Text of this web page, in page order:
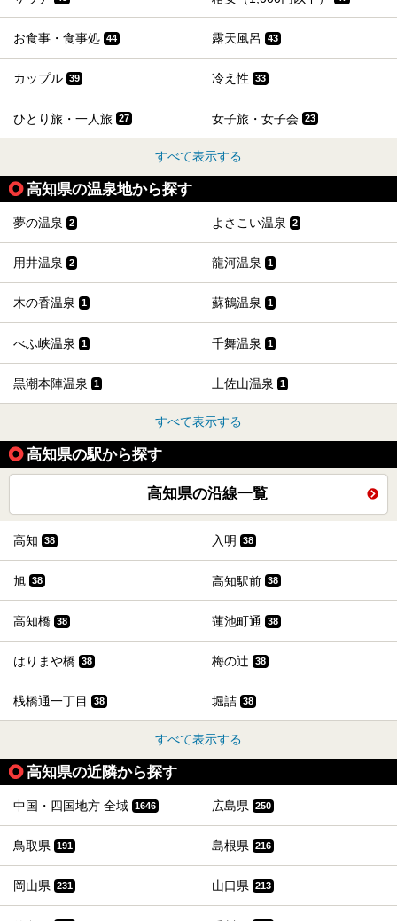
お食事・食事処 44 露天風呂 43
カップル 39 冷え性 33
ひとり旅・一人旅 27 女子旅・女子会 23
すべて表示する
高知県の温泉地から探す
夢の温泉 2 よさこい温泉 2
用井温泉 2 龍河温泉 1
木の香温泉 1 蘇鶴温泉 1
べふ峡温泉 1 千舞温泉 1
黒潮本陣温泉 1 土佐山温泉 1
すべて表示する
高知県の駅から探す
高知県の沿線一覧
高知 38 入明 38
旭 38 高知駅前 38
高知橋 38 蓮池町通 38
はりまや橋 38 梅の辻 38
桟橋通一丁目 38 堀詰 38
すべて表示する
高知県の近隣から探す
中国・四国地方 全域 1646 広島県 250
鳥取県 191 島根県 216
岡山県 231 山口県 213